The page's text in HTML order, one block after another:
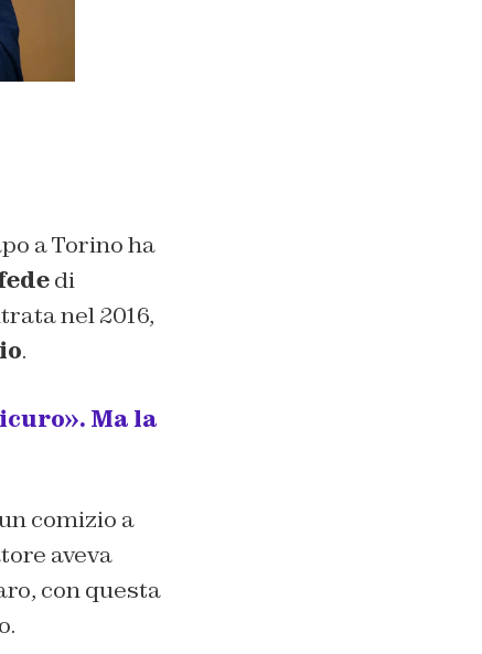
a Torino ha
di
nel 2016,
.
Ma la
comizio a
aveva
con questa